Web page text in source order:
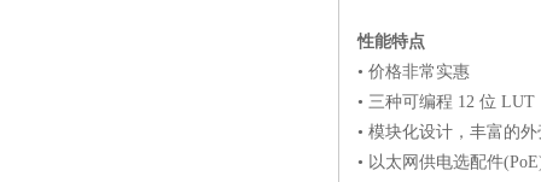
性能特点
• 价格非常实惠
• 三种可编程 12 位
• 模块化设计，丰富的
• 以太网供电选配件